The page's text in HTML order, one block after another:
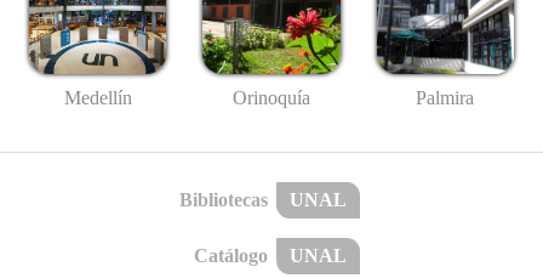
Medellín Orinoquía Palmira
Bibliotecas UNAL
Catálogo UNAL